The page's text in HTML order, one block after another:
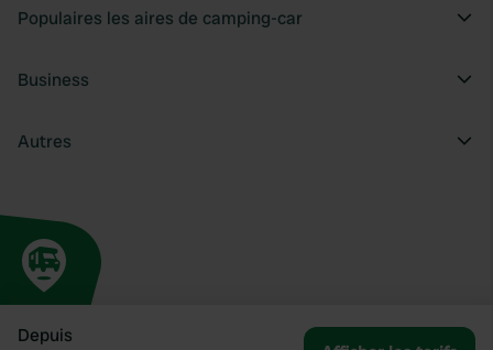
Depuis
Populaires les aires de camping-car
Business
Autres